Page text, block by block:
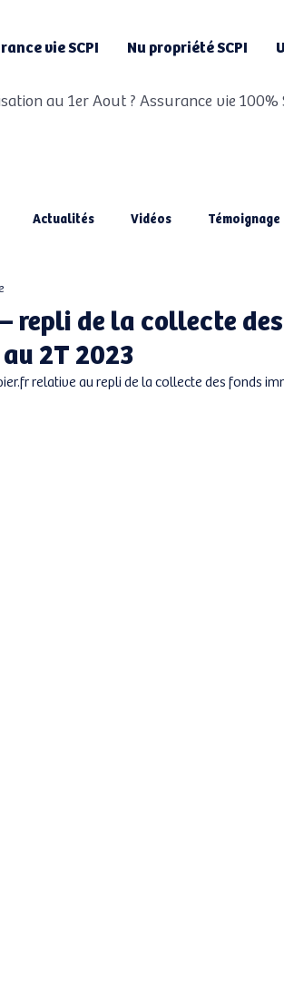
vie SCPI Nu propriété SCPI
au 1er Aout ? Assurance vie
Actualités Vidéos
repli de la collecte
2T 2023
relative au repli de la collecte des fonds